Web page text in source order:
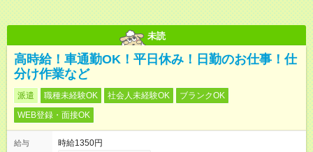
未読
高時給！車通勤OK！平日休み！日勤のお仕事！仕
分け作業など
派遣 職種未経験OK 社会人未経験OK
ブランクOK
WEB登録・面接OK
給与
時給1350円